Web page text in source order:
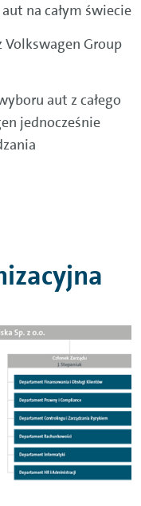
na całym świecie
Volkswagen Group
aut z całego
jednocześnie